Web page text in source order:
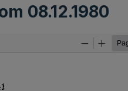
08.12.1980